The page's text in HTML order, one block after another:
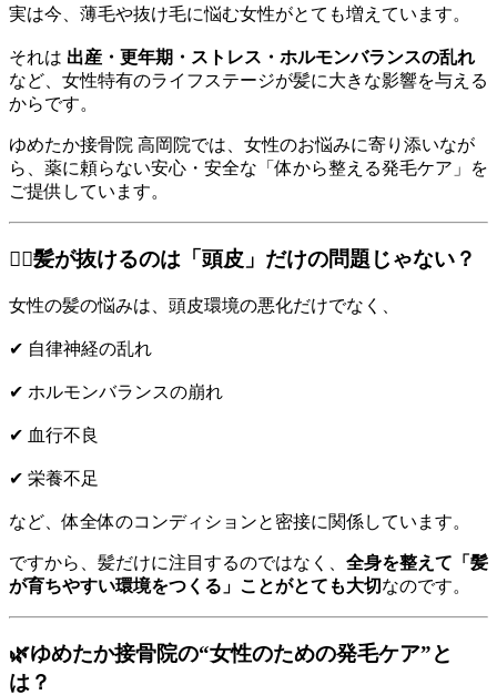
実は今、薄毛や抜け毛に悩む女性がとても増えています。
それは 出産・更年期・ストレス・ホルモンバランスの乱れ
など、女性特有のライフステージが髪に大きな影響を与える
からです。
ゆめたか接骨院 高岡院では、女性のお悩みに寄り添いなが
ら、薬に頼らない安心・安全な「体から整える発毛ケア」を
ご提供しています。
👩‍⚕️髪が抜けるのは「頭皮」だけの問題じゃない？
女性の髪の悩みは、頭皮環境の悪化だけでなく、
✔ 自律神経の乱れ
✔ ホルモンバランスの崩れ
✔ 血行不良
✔ 栄養不足
など、体全体のコンディションと密接に関係しています。
ですから、髪だけに注目するのではなく、 全身を整えて「髪
が育ちやすい環境をつくる」ことがとても大切なのです。
🌿ゆめたか接骨院の“女性のための発毛ケア”と
は？